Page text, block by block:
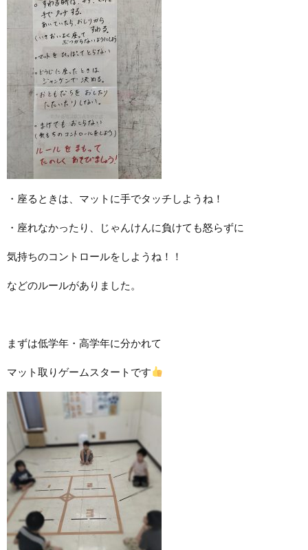
・座るときは、マットに手でタッチしようね！
・座れなかったり、じゃんけんに負けても怒らずに
気持ちのコントロールをしようね！！
などのルールがありました。
まずは低学年・高学年に分かれて
マット取りゲームスタートです